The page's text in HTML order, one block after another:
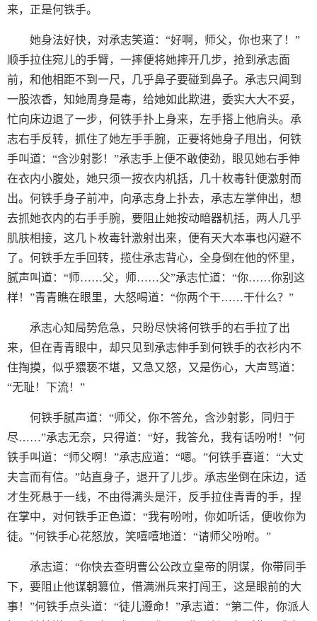
来，正是何铁手。
她身法好快，对承志笑道：“好啊，师父，你也来了！”
顺手拉住宛儿的手臂，一摔便将她摔开几步，抢到承志面
前，和他相距不到一尺，几乎鼻子要碰到鼻子。承志只闻到
一股浓香，知她周身是毒，给她如此欺进，委实大大不妥，
忙向床边退了一步，何铁手扑上身来，左手搭上他肩头。承
志右手反转，抓住了她左手手腕，正要将她身子甩出，何铁
手叫道：“含沙射影！”承志手上便不敢使劲，眼见她右手伸
在衣内小腹处，她只须一按衣内机括，几十枚毒针便激射而
出。何铁手身子前冲，向承志身上扑去，承志左掌伸出，想
去抓她衣内的右手手腕，要阻止她按动暗器机括，两人几乎
肌肤相接，这几卜枚毒针激射出来，便有天大本事也闪避不
了。何铁手左手回转，揽住承志背心，全身倒在他的怀里，
腻声叫道：“师……父，师……父”承志忙道：“你……你别这
样！”青青瞧在眼里，大怒喝道：“你两个干……干什么？”
承志心知局势危急，只盼尽快将何铁手的右手拉了出
来，但在青青眼中，却只见到承志伸手到何铁手的衣衫内不
住掏摸，似乎猥亵不堪，又急又怒，又是伤心，大声骂道：
“无耻！下流！”
何铁手腻声道：“师父，你不答允，含沙射影，同归于
尽……”承志无奈，只得道：“好，我答允，我有话吩咐！”何
铁手叫道：“师父啊！”承志应道：“嗯。”何铁手喜道：“大丈
夫言而有信。”站直身子，退开了儿步。承志坐倒在床边，适
才生死悬于一线，不由得满头是汗，反手拉住青青的手，捏
在掌中，对何铁手正色道：“我有吩咐，你如听话，便收你为
徒。”何铁手心花怒放，笑嘻嘻地道：“请师父吩咐。”
承志道：“你快去查明曹公公改立皇帝的阴谋，你带同手
下，要阻止他谋朝篡位，借满洲兵来打闯王，这是眼前的大
事！”何铁手点头道：“徒儿遵命！”承志道：“第二件，你派人